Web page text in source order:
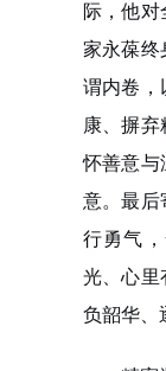
际，他
家永葆终
谓内卷，
康、摒弃
怀善意与
意。最后
行勇气
光、心里
负韶华、